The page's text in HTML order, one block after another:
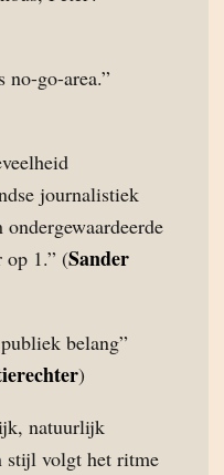
no-go-area.”
journalistiek
op 1.” (Sander
belang”
)
natuurlijk
stijl volgt het ritme